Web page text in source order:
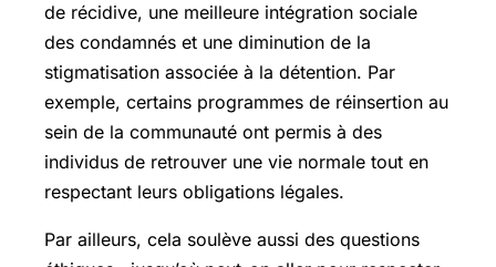
de récidive, une meilleure intégration sociale
des condamnés et une diminution de la
stigmatisation associée à la détention. Par
exemple, certains programmes de réinsertion au
sein de la communauté ont permis à des
individus de retrouver une vie normale tout en
respectant leurs obligations légales.
Par ailleurs, cela soulève aussi des questions